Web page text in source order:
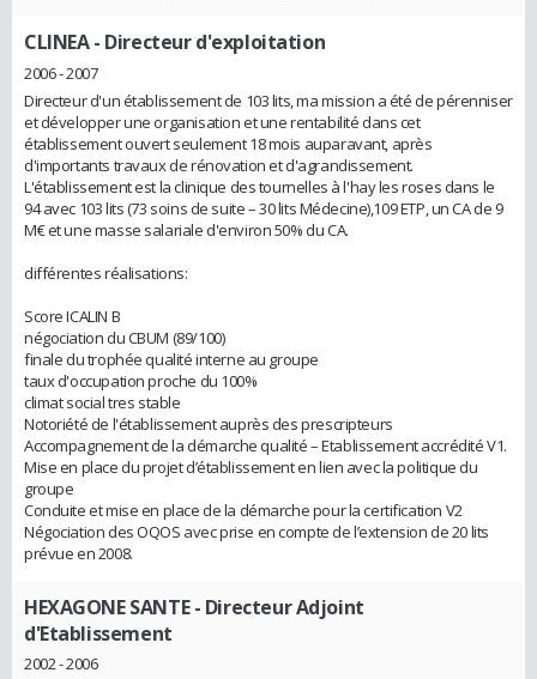
CLINEA- Directeur d'exploitation
2006 - 2007
Directeur d'un établissement de 103 lits, ma mission a été de pérenniser
et développer une organisation et une rentabilité dans cet
établissement ouvert seulement 18 mois auparavant, après
d'importants travaux de rénovation et d'agrandissement.
L'établissement est la clinique des tournelles à l'hay les roses dans le
94 avec 103 lits (73 soins de suite – 30 lits Médecine),109 ETP, un CA de 9
M€ et une masse salariale d'environ 50% du CA.
différentes réalisations:
Score ICALIN B
négociation du CBUM (89/100)
finale du trophée qualité interne au groupe
taux d'occupation proche du 100%
climat social tres stable
Notoriété de l'établissement auprès des prescripteurs
Accompagnement de la démarche qualité – Etablissement accrédité V1.
Mise en place du projet d’établissement en lien avec la politique du
groupe
Conduite et mise en place de la démarche pour la certification V2
Négociation des OQOS avec prise en compte de l’extension de 20 lits
prévue en 2008.
HEXAGONE SANTE- Directeur Adjoint
d'Etablissement
2002 - 2006